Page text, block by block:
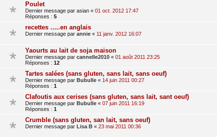
Poulet
Dernier message par asian « 01 oct. 2012 17:47
Réponses : 5
recettes .....en anglais
Dernier message par annie « 11 janv. 2012 16:07
Yaourts au lait de soja maison
Dernier message par cannelle2010 « 01 août 2011 23:25
Réponses : 12
Tartes salées (sans gluten, sans lait, sans oeuf)
Dernier message par Bubulle « 14 juin 2011 00:27
Réponses : 1
Clafoutis aux cerises (sans gluten, sans lait, sant oeuf)
Dernier message par Bubulle « 07 juin 2011 16:19
Réponses : 1
Crumble (sans gluten, san lait, sans oeuf)
Dernier message par Lisa B « 23 mai 2011 00:36